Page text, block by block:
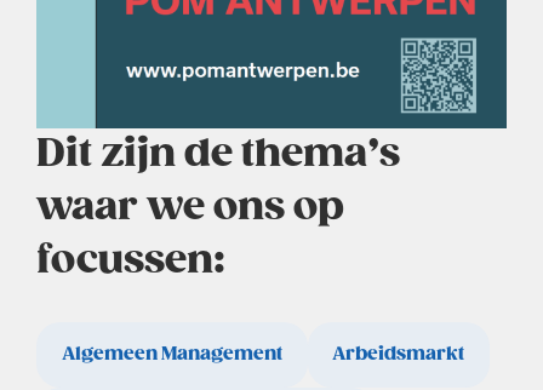
Dit zijn de thema’s
waar we ons op
focussen:
Algemeen Management Arbeidsmarkt